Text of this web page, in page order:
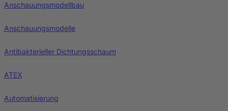
Anschauungsmodellbau
Anschauungsmodelle
Antibakterieller Dichtungsschaum
ATEX
Automatisierung